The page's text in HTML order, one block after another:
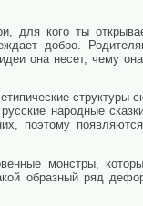
для кого ты
добро.
она несет, чему
структуры
народные
поэтому
монстры,
образный ряд